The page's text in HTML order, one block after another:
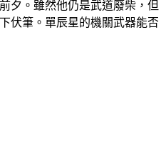
夕。雖然他仍是武道廢柴，但
伏筆。單辰星的機關武器能否